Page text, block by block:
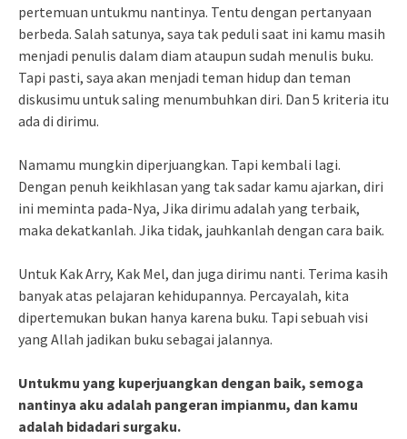
pertemuan untukmu nantinya. Tentu dengan pertanyaan
berbeda. Salah satunya, saya tak peduli saat ini kamu masih
menjadi penulis dalam diam ataupun sudah menulis buku.
Tapi pasti, saya akan menjadi teman hidup dan teman
diskusimu untuk saling menumbuhkan diri. Dan 5 kriteria itu
ada di dirimu.
Namamu mungkin diperjuangkan. Tapi kembali lagi.
Dengan penuh keikhlasan yang tak sadar kamu ajarkan, diri
ini meminta pada-Nya, Jika dirimu adalah yang terbaik,
maka dekatkanlah. Jika tidak, jauhkanlah dengan cara baik.
Untuk Kak Arry, Kak Mel, dan juga dirimu nanti. Terima kasih
banyak atas pelajaran kehidupannya. Percayalah, kita
dipertemukan bukan hanya karena buku. Tapi sebuah visi
yang Allah jadikan buku sebagai jalannya.
Untukmu yang kuperjuangkan dengan baik, semoga
nantinya aku adalah pangeran impianmu, dan kamu
adalah bidadari surgaku.